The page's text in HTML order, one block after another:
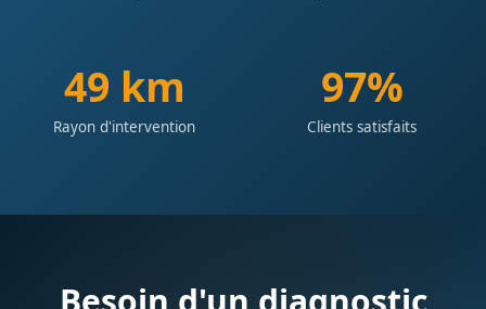
50 km
Rayon d'intervention
98%
Clients satisfaits